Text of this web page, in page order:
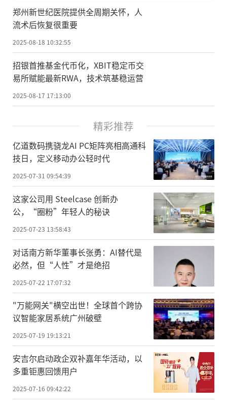
郑州新世纪医院提供全周期关怀，人
流术后恢复很重要
2025-08-18 10:32:55
招银首推基金代币化，XBIT稳定币交
易所赋能最新RWA，技术筑基稳运营
2025-08-17 17:13:00
精彩推荐
亿道数码携骁龙AI PC矩阵亮相高通科
技日，定义移动办公轻时代
2025-07-31 09:54:39
这家公司用 Steelcase 创新办
公，“圈粉”年轻人的秘诀
2025-07-23 13:58:43
对话南方新华董事长张勇：AI替代是
必然，但“人性”才是绝招
2025-07-22 17:07:32
"万能网关"横空出世！全球首个跨协
议智能家居系统广州破壁
2025-07-19 19:13:21
安吉尔启动政企双补嘉年华活动，以
多重钜惠回馈用户
2025-07-16 09:42:22